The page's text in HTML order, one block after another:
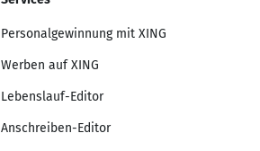
Personalgewinnung mit XING
Werben auf XING
Lebenslauf-Editor
Anschreiben-Editor